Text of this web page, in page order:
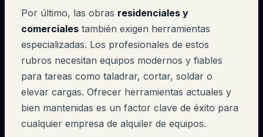
Por último, las obras residenciales y
comerciales también exigen herramientas
especializadas. Los profesionales de estos
rubros necesitan equipos modernos y fiables
para tareas como taladrar, cortar, soldar o
elevar cargas. Ofrecer herramientas actuales y
bien mantenidas es un factor clave de éxito para
cualquier empresa de alquiler de equipos.